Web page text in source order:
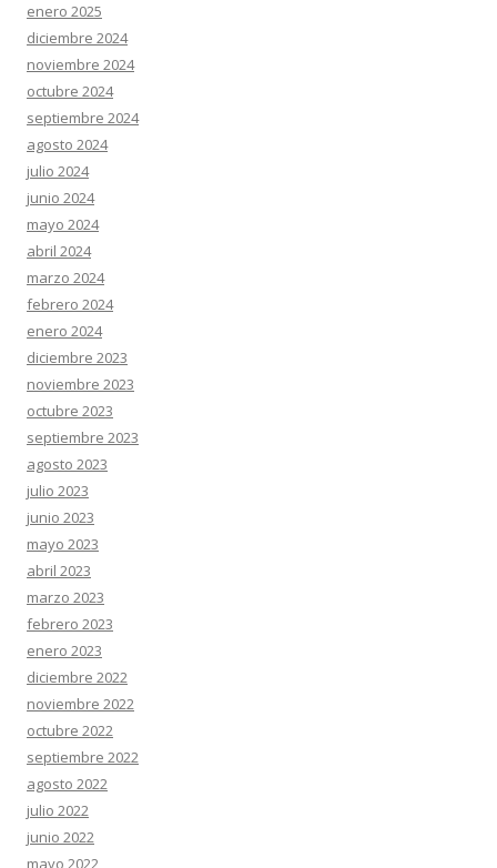
enero 2025
diciembre 2024
noviembre 2024
octubre 2024
septiembre 2024
agosto 2024
julio 2024
junio 2024
mayo 2024
abril 2024
marzo 2024
febrero 2024
enero 2024
diciembre 2023
noviembre 2023
octubre 2023
septiembre 2023
agosto 2023
julio 2023
junio 2023
mayo 2023
abril 2023
marzo 2023
febrero 2023
enero 2023
diciembre 2022
noviembre 2022
octubre 2022
septiembre 2022
agosto 2022
julio 2022
junio 2022
mayo 2022